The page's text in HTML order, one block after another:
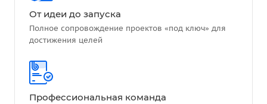
От идеи до запуска
Полное сопровождение проектов «под ключ» для
достижения целей
Профессиональная команда